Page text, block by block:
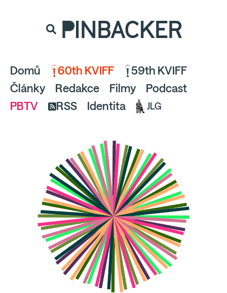
a pusťte se do čtení.
PINBACKER
Domů 60th KVIFF
59th KVIFF
Články
Redakce Filmy
Podcast
PBTV
RSS Identita JLG